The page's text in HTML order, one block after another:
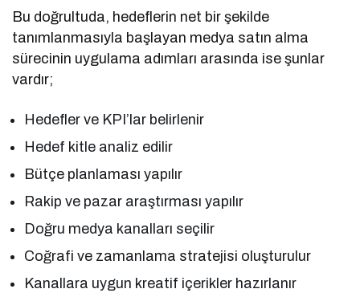
Bu doğrultuda, hedeflerin net bir şekilde
tanımlanmasıyla başlayan medya satın alma
sürecinin uygulama adımları arasında ise şunlar
vardır;
Hedefler ve KPI’lar belirlenir
Hedef kitle analiz edilir
Bütçe planlaması yapılır
Rakip ve pazar araştırması yapılır
Doğru medya kanalları seçilir
Coğrafi ve zamanlama stratejisi oluşturulur
Kanallara uygun kreatif içerikler hazırlanır